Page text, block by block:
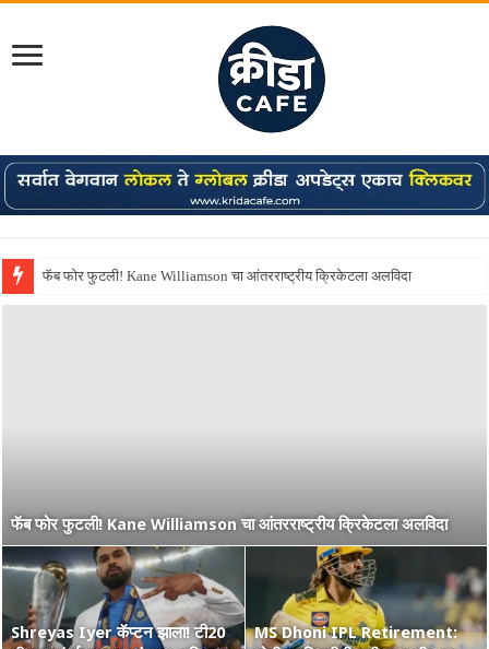
Shreyas Iyer कॅप्टन झाला! टी20 ची पुन्हा मुंबईकराच्या खांद्यावर, एशियन गेम्स…
फॅब फोर फुटली! Kane Williamson चा आंतरराष्ट्रीय क्रिकेटला अलविदा
Shreyas Iyer कॅप्टन झाला! टी20
MS Dhoni IPL Retirement:
मेहनत आणि CSK चा विश्वास…
वंडर बॉय Vaibhav Suryavanshi